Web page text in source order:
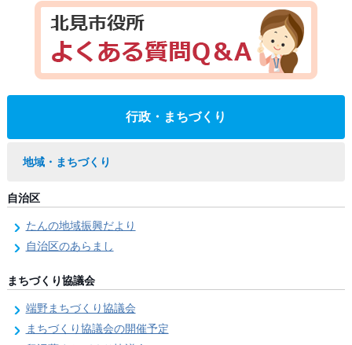
行政・まちづくり
地域・まちづくり
自治区
たんの地域振興だより
自治区のあらまし
まちづくり協議会
端野まちづくり協議会
まちづくり協議会の開催予定